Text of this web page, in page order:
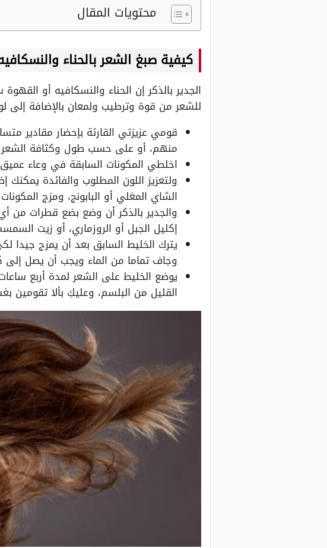
محتويات المقال
كيفية صبغ الشعر بالحناء
الجدير بالذكر إن الحناء والنسكافيه أو
للشعر من قوة وترطيب ولمعان بالإضافة
قومي عزيزتي القارئة بإحضار مقادير
منهم، أو على حسب طول وكثافة
اخلطي المكونات السابقة في وعاء
ولتعزيز اللون المطلوب والفائدة
الشاي المغلي أو البابونج، ومزج
والجدير بالذكر أن وضع بضع قطرات من
إكليل الجبل أو الروزماري، أو زيت
يترك الخليط السابق بعد أن يمزج
وجاف تماما من الماء ويجب أن يصل
يوضع الخليط على الشعر لمدة أربع
القليل من البلسم، وعليكِ بألا تقومين